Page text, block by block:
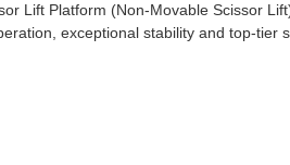
Lift Platform (Non-Movable Scissor
exceptional stability and top-